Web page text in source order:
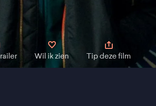
Wil ik zien Tip deze film